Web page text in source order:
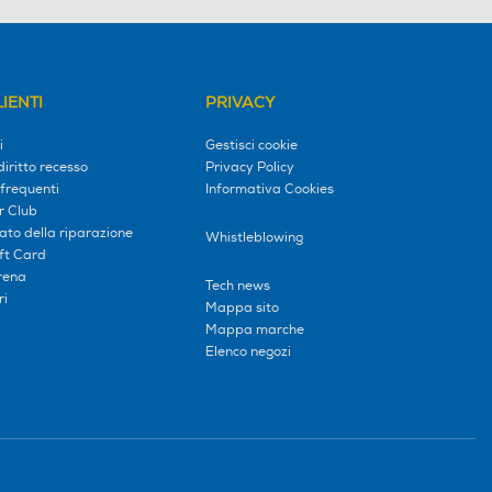
recesso
Club
della riparazione
Card
PRIVACY
Gestisci cookie
Privacy Policy
Informativa Cookies
Whistleblowing
Tech news
Mappa sito
Mappa marche
Elenco negozi